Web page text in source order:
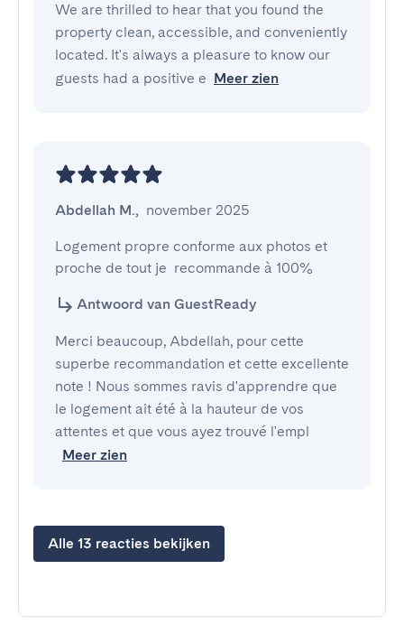
We are thrilled to hear that you found the
property clean, accessible, and conveniently
located. It's always a pleasure to know our
guests had a positive e Meer zien
Abdellah M., november 2025
Logement propre conforme aux photos et
proche de tout je  recommande à 100%
Antwoord van GuestReady
Merci beaucoup, Abdellah, pour cette
superbe recommandation et cette excellente
note ! Nous sommes ravis d'apprendre que
le logement ait été à la hauteur de vos
attentes et que vous ayez trouvé l'empl
Meer zien
Alle 13 reacties bekijken